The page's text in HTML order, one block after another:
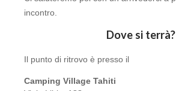
incontro.
Dove si terrà?
Il punto di ritrovo è presso il
Camping Village Tahiti